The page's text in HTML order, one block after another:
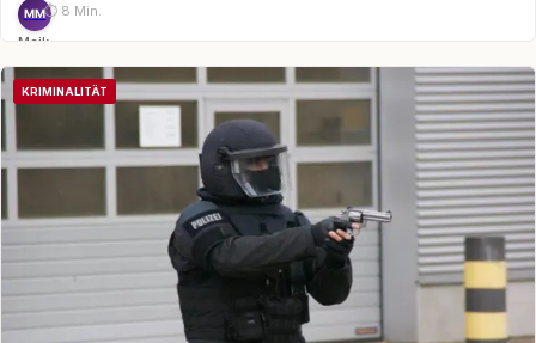
MM
Maik
⏱ 8 Min.
KRIMINALITÄT